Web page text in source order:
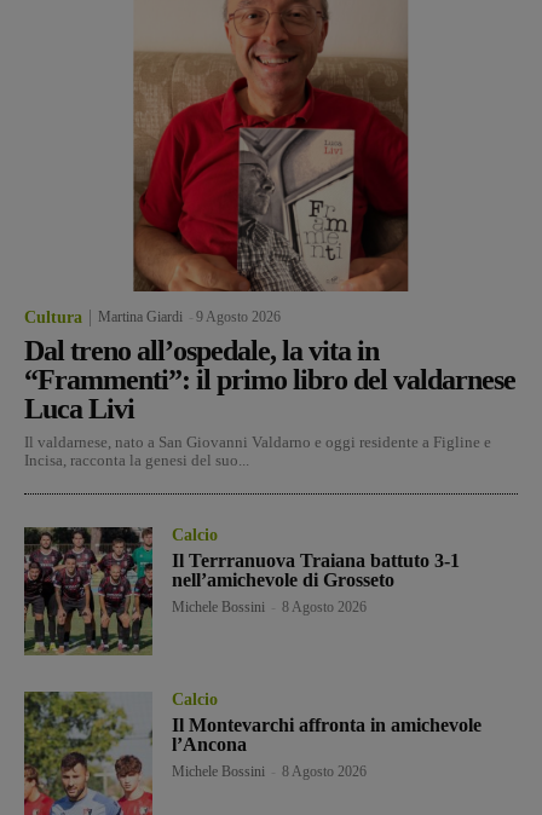
Cultura Martina Giardi 9 Agosto 2026
Dal treno all’ospedale, la vita in
“Frammenti”: il primo libro del valdarnese
Luca Livi
Il valdarnese, nato a San Giovanni Valdarno e oggi residente a Figline e
Incisa, racconta la genesi del suo...
Calcio
Il Terrranuova Traiana battuto 3-1
nell’amichevole di Grosseto
Michele Bossini 8 Agosto 2026
Calcio
Il Montevarchi affronta in amichevole
l’Ancona
Michele Bossini 8 Agosto 2026